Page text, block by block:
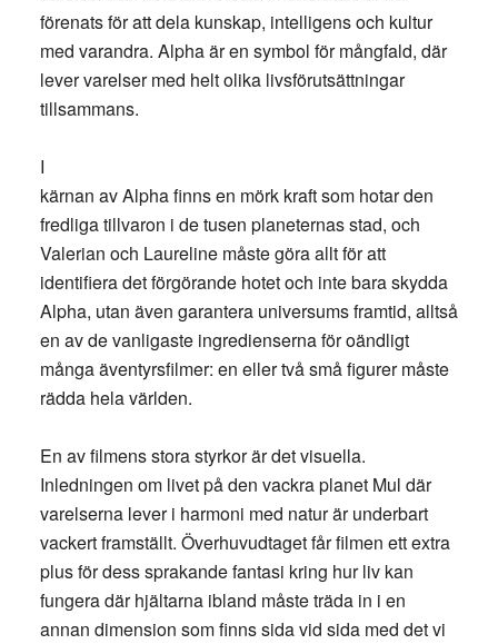
förenats för att dela kunskap, intelligens och kultur
med varandra. Alpha är en symbol för mångfald, där
lever varelser med helt olika livsförutsättningar
tillsammans.
I
kärnan av Alpha finns en mörk kraft som hotar den
fredliga tillvaron i de tusen planeternas stad, och
Valerian och Laureline måste göra allt för att
identifiera det förgörande hotet och inte bara skydda
Alpha, utan även garantera universums framtid, alltså
en av de vanligaste ingredienserna för oändligt
många äventyrsfilmer: en eller två små figurer måste
rädda hela världen.
En av filmens stora styrkor är det visuella.
Inledningen om livet på den vackra planet Mul där
varelserna lever i harmoni med natur är underbart
vackert framställt. Överhuvudtaget får filmen ett extra
plus för dess sprakande fantasi kring hur liv kan
fungera där hjältarna ibland måste träda in i en
annan dimension som finns sida vid sida med det vi